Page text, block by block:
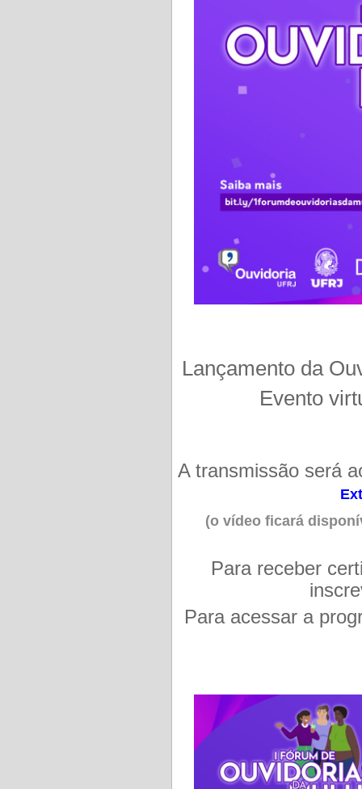
Lançamento da
Evento
A transmissão será
(o vídeo ficará
Para receber
Para acessar a